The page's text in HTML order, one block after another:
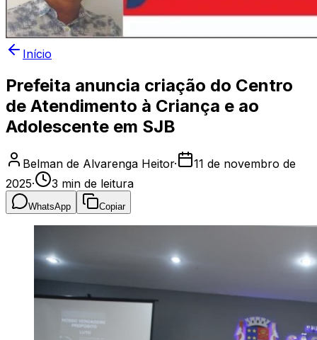
Início
Prefeita anuncia criação do Centro
de Atendimento à Criança e ao
Adolescente em SJB
Belman de Alvarenga Heitor·
11 de novembro de
2025· 3 min de leitura
WhatsApp Copiar